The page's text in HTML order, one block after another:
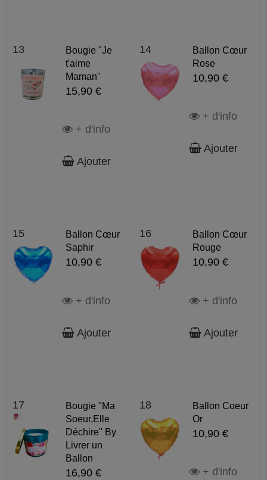
13
Bougie "Je
t'aime
Maman"
15,90 €
+ d'info
Ajouter
14
Ballon Cœur
Rose
10,90 €
+ d'info
Ajouter
15
Ballon Cœur
Saphir
10,90 €
+ d'info
Ajouter
16
Ballon Cœur
Rouge
10,90 €
+ d'info
Ajouter
17
Bougie "Ma
Soeur,Elle
Déchire" By
Livrer un
Ballon
16,90 €
18
Ballon Coeur
Or
10,90 €
+ d'info